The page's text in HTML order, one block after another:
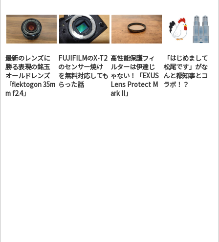
最新のレンズに
勝る表現の銘玉
オールドレンズ
「flektogon 35m
m f2.4」
FUJIFILMのX-T2
のセンサー焼け
を無料対応しても
らった話
高性能保護フィ
ルターは伊達じ
ゃない！「EXUS
Lens Protect M
ark II」
「はじめまして
松尾です」がな
んと都知事とコ
ラボ！？